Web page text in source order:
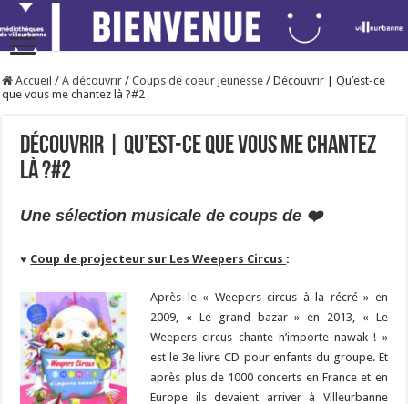
Accueil / A découvrir / Coups de coeur jeunesse / Découvrir | Qu’est-ce
que vous me chantez là ?#2
Découvrir | Qu’est-ce que vous me chantez
là ?#2
Une sélection musicale de coups de ❤️
♥ Coup de projecteur sur Les Weepers Circus:
Après le « Weepers circus à la récré » en
2009, « Le grand bazar » en 2013, « Le
Weepers circus chante n’importe nawak ! »
est le 3e livre CD pour enfants du groupe. Et
après plus de 1000 concerts en France et en
Europe ils devaient arriver à Villeurbanne